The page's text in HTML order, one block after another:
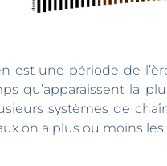
paléozoïque. Le paléozoïque (du
qu’apparaissent la
systèmes de
on a plus ou moins